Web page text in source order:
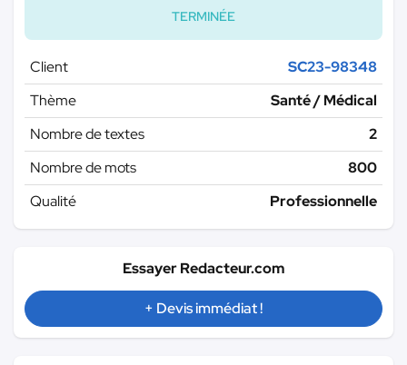
TERMINÉE
Client
SC23-98348
Thème
Santé / Médical
Nombre de textes
2
Nombre de mots
800
Qualité
Professionnelle
Essayer Redacteur.com
+ Devis immédiat !